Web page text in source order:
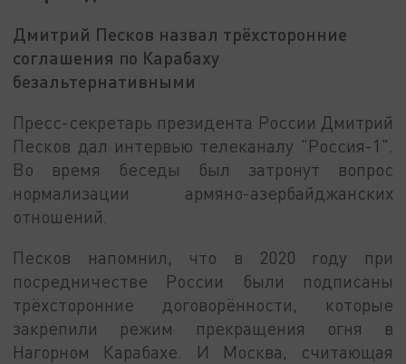
Дмитрий Песков назвал трёхсторонние
соглашения по Карабаху
безальтернативными
Пресс-секретарь президента России Дмитрий
Песков дал интервью телеканалу "Россия-1".
Во время беседы был затронут вопрос
нормализации армяно-азербайджанских
отношений.
Песков напомнил, что в 2020 году при
посредничестве России были подписаны
трёхсторонние договорённости, которые
закрепили режим прекращения огня в
Нагорном Карабахе. И Москва, считающая